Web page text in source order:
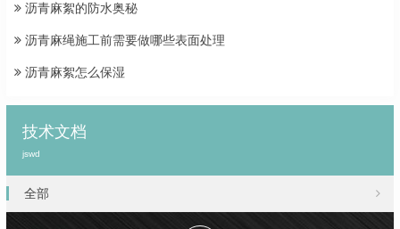
沥青麻絮的防水奥秘
沥青麻绳施工前需要做哪些表面处理
沥青麻絮怎么保湿
技术文档
jswd
全部